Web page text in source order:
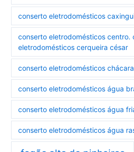
conserto eletrodomésticos
conserto eletrodomésticos centro.
eletrodomésticos cerqueira césar
conserto eletrodomésticos
conserto eletrodomésticos água
conserto eletrodomésticos água
conserto eletrodomésticos água